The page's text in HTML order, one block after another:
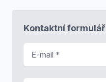
Kontaktní formulář